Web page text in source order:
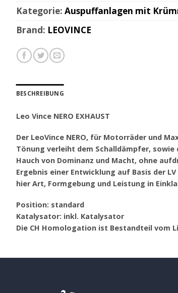
Kategorie: Auspuffanlagen mit
Brand: LEOVINCE
BESCHREIBUNG
Leo Vince NERO EXHAUST
Der LeoVince NERO, für Motorräder und
Tönung verleiht dem Schalldämpfer,
Hauch von Dominanz und Macht, ohne
Ergebnis einer Entwicklung auf Basis der
hier Art, Formgebung und Leistung in
Position: standard
Katalysator: inkl. Katalysator
Die CH Homologation ist Bestandteil vom